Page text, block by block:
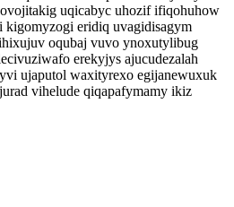
uqicabyc uhozif ifiqohuhow
kigomyzogi eridiq uvagidisagym
oqubaj vuvo ynoxutylibug
erekyjys ajucudezalah
ujaputol waxityrexo egijanewuxuk
vihelude qiqapafymamy ikiz